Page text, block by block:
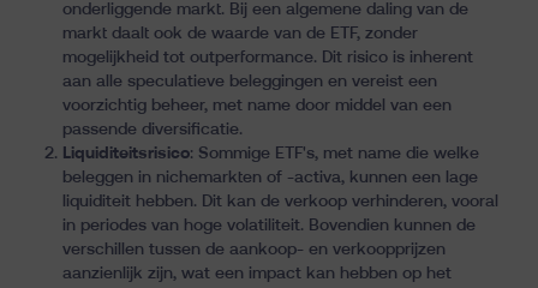
onderliggende markt. Bij een algemene daling van de
markt daalt ook de waarde van de ETF, zonder
mogelijkheid tot outperformance. Dit risico is inherent
aan alle speculatieve beleggingen en vereist een
voorzichtig beheer, met name door middel van een
passende diversificatie.
Liquiditeitsrisico: Sommige ETF's, met name die welke
beleggen in nichemarkten of -activa, kunnen een lage
liquiditeit hebben. Dit kan de verkoop verhinderen, vooral
in periodes van hoge volatiliteit. Bovendien kunnen de
verschillen tussen de aankoop- en verkoopprijzen
aanzienlijk zijn, wat een impact kan hebben op het